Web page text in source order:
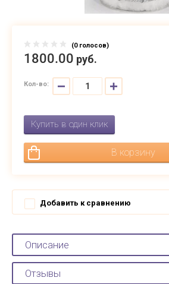
(0 голосов)
1800.00 руб.
Кол-во: − +
Купить в один клик
В корзину
Добавить к сравнению
Описание
Отзывы